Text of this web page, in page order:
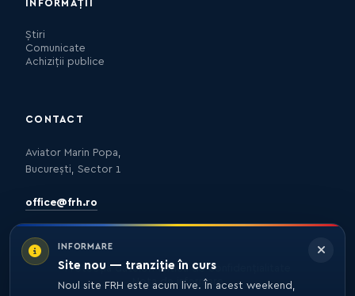
INFORMARE
Site nou — tranziție în curs
Noul site FRH este acum live. În acest weekend,
INFORMAȚII
Știri
Comunicate
Achiziții publice
CONTACT
Aviator Marin Popa,
București, Sector 1
office@frh.ro
Protecția datelorPolitica de confidențialitate
Nota de informare